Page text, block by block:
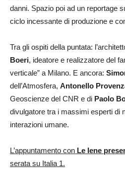
danni. Spazio poi ad un reportage
ciclo incessante di produzione e
Tra gli ospiti della puntata:
Boeri, ideatore e realizzatore del
verticale” a Milano. E ancora:
dell’Atmosfera, Antonello
Geoscienze del CNR e di Paolo
divulgatore tra i massimi esperti di
interazioni umane.
L’appuntamento con Le Iene
serata su Italia 1.